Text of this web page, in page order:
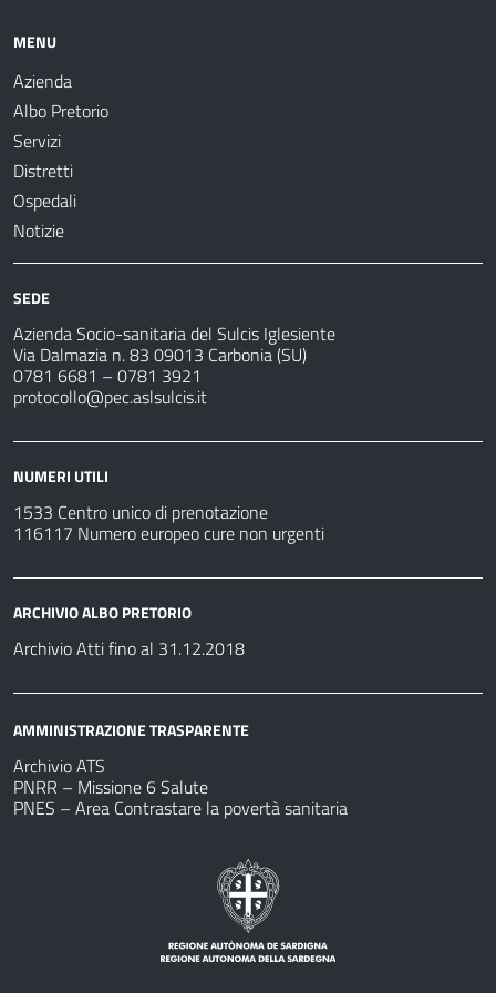
MENU
Azienda
Albo Pretorio
Servizi
Distretti
Ospedali
Notizie
SEDE
Azienda Socio-sanitaria del Sulcis Iglesiente
Via Dalmazia n. 83 09013 Carbonia (SU)
0781 6681 – 0781 3921
protocollo@pec.aslsulcis.it
NUMERI UTILI
1533 Centro unico di prenotazione
116117 Numero europeo cure non urgenti
ARCHIVIO ALBO PRETORIO
Archivio Atti fino al 31.12.2018
AMMINISTRAZIONE TRASPARENTE
Archivio ATS
PNRR – Missione 6 Salute
PNES – Area Contrastare la povertà sanitaria